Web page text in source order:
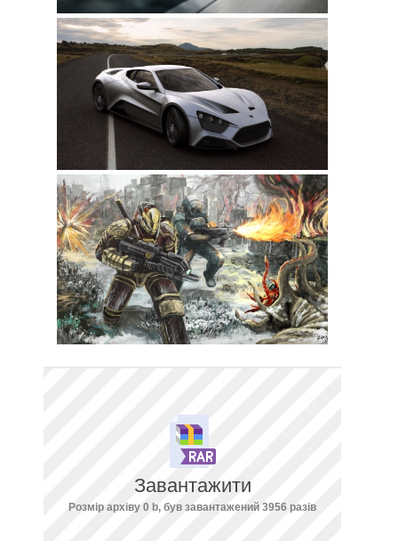
Завантажити
Розмір архіву 0 b, був завантажений 3956 разів